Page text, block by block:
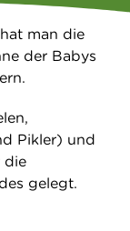
man die
der Babys
Pikler) und
die
gelegt.